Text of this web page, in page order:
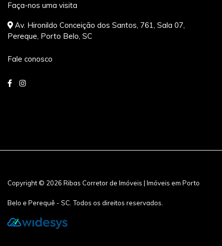
Faça-nos uma visita
Av. Hironildo Conceição dos Santos, 761, Sala 07,
Pereque, Porto Belo, SC
Fale conosco
Copyright © 2026 Ribas Corretor de Imóveis | Imóveis em Porto
Belo e Perequê - SC. Todos os direitos reservados.